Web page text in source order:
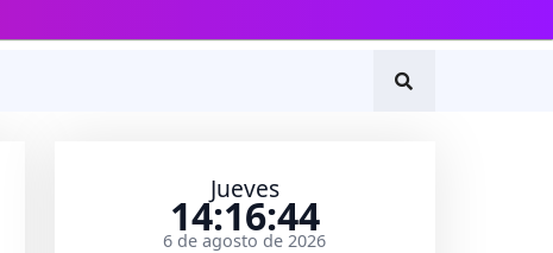
Jueves
14:16:45
6 de agosto de 2026